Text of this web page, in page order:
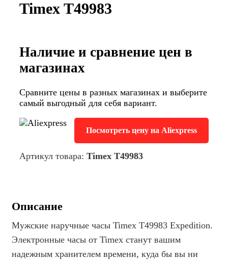
Timex T49983
Наличие и сравнение цен в
магазинах
Сравните цены в разных магазинах и выберите
самый выгодный для себя вариант.
Посмотреть цену на Aliexpress
Артикул товара: Timex T49983
Описание
Мужские наручные часы Timex T49983 Expedition.
Электронные часы от Timex станут вашим
надежным хранителем времени, куда бы вы ни